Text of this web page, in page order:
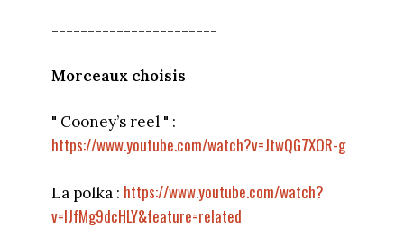
-----------------------
Morceaux choisis
" Cooney’s reel " :
https://www.youtube.com/watch?v=JtwQG7XOR-g
La polka : https://www.youtube.com/watch?
v=lJfMg9dcHLY&feature=related